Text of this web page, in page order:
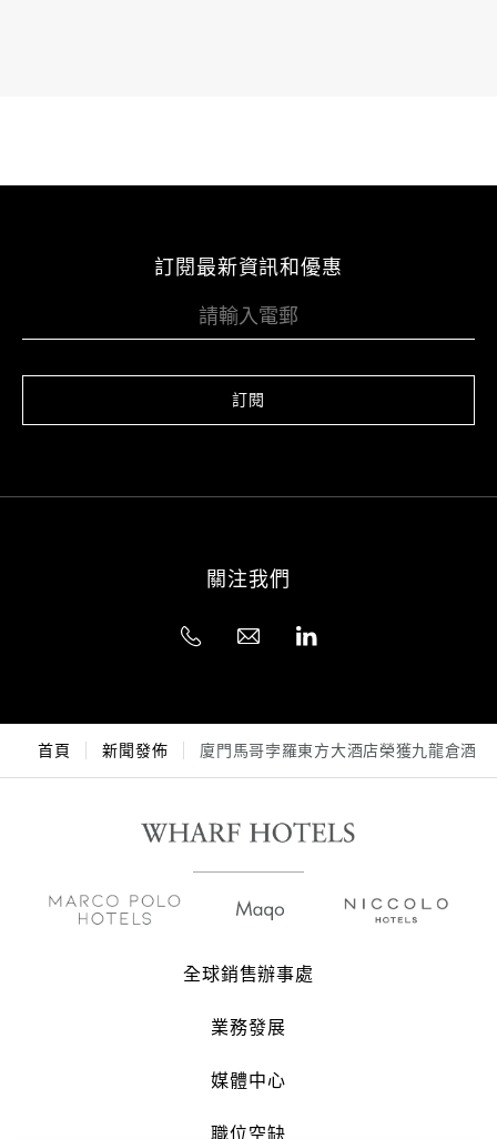
訂閱最新資訊和優惠
訂閱
關注我們
首頁 新聞發佈 廈門馬哥孛羅東方大酒店榮獲九龍倉酒
全球銷售辦事處
業務發展
媒體中心
職位空缺